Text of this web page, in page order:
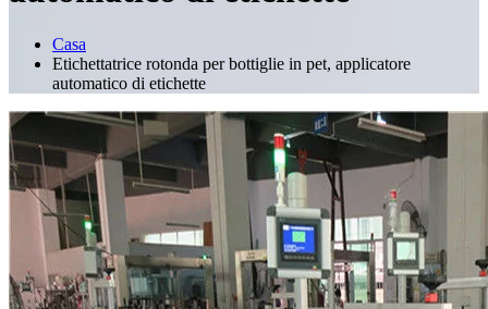
Casa
Etichettatrice rotonda per bottiglie in pet, applicatore
automatico di etichette